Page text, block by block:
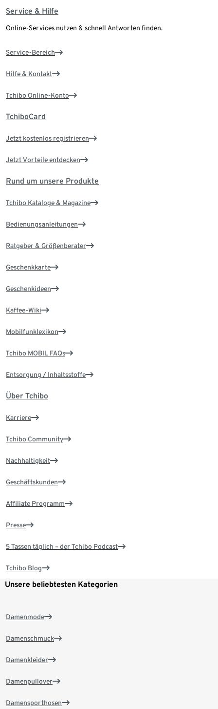
Service & Hilfe
Online-Services nutzen & schnell Antworten finden.
Service-Bereich
Hilfe & Kontakt
Tchibo Online-Konto
TchiboCard
Jetzt kostenlos registrieren
Jetzt Vorteile entdecken
Rund um unsere Produkte
Tchibo Kataloge & Magazine
Bedienungsanleitungen
Ratgeber & Größenberater
Geschenkkarte
Geschenkideen
Kaffee-Wiki
Mobilfunklexikon
Tchibo MOBIL FAQs
Entsorgung / Inhaltsstoffe
Über Tchibo
Karriere
Tchibo Community
Nachhaltigkeit
Geschäftskunden
Affiliate Programm
Presse
5 Tassen täglich – der Tchibo Podcast
Tchibo Blog
Unsere beliebtesten Kategorien
Damenmode
Damenschmuck
Damenkleider
Damenpullover
Damensporthosen